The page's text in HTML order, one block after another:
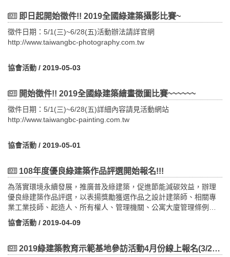
填寫資料後，按送出。 4.您會收到一封mail，按確認。 5.
您可以填寫您剛才的帳號、密碼後，按登入。 6.按入本會演講
活動，最下方，按「我要參加」(可按申請積分項目)
摩計畫」及「創新低碳綠建築環境科技計畫(104-107年)」四大研究
強化綠建築觀念並推廣擴展，具體呈現臺灣綠建築政策落實之成
果。本培訓課程為了全面推廣「節能減碳、智慧臺灣」的理念，故
說之完整性與精神，方能將綠建築理念擴大推展至社會各階層，以
之導覽解說人員可讓綠建築示範基地參訪、低碳觀光綠建築旅遊推
動更加精實，並能積極宣導、推廣活動，達到提升知性旅遊品質，
使民眾藉由參訪活動之過程，將綠建築設計概念與節能減碳理念深
植心中，達到寓教於樂之目的。三、邀請對象：（一）「示範基
訓。（二）「低碳觀光綠建築」旅遊：邀請現有低碳綠建築旅遊導
華民國觀光導遊協會及各地導遊與領隊協會，且需領有導遊執照或
已有帶團經驗。四、開課時間及地點場次日期、時間地點北部108年
8月13日（星期二）上午09時00分課程地點：大坪林聯合開發大樓
15樓第二講習教室。108年8月14日（星期三）上午09時30分課程地
點：大坪林聯合開發大樓15樓第二講習教室。108年8月20日（星期
二）下午13時00分課程地點：大坪林聯合開發大樓15樓第二講習教
上午09時30分課程地點：觀光局旅遊服務中心高雄服務處多功能演
即日起開始徵件!! 2019全國綠建築攝影比賽~
徵件日期：5/1(三)~6/28(五)活動辦法請詳官網
http://www.taiwangbc-photography.com.tw
協會活動 / 2019-05-03
開始徵件!! 2019全國綠建築繪畫徵圖比賽~~~~~~
徵件日期：5/1(三)~6/28(五)詳細內容請見活動網站
http://www.taiwangbc-painting.com.tw
協會活動 / 2019-05-01
108年度優良綠建築作品評選開始報名!!!
為落實環境永續發展，推廣普及綠建築，促進節能減碳效益，辦理
優良綠建築作品評選，以表揚獎勵獲選作品之設計建築師、相關專
業工業技師、起造人、所有權人、管理機關、公寓大廈管理條例規
定之管理委員會或管理負責人，進而激發全民對綠建築之重視。內
政部建築研究所委託本會辦理評選活動，依據內政部108年2月27日
協會活動 / 2019-04-09
2019綠建築教育示範基地參訪活動4月份線上報名(3/27日起)